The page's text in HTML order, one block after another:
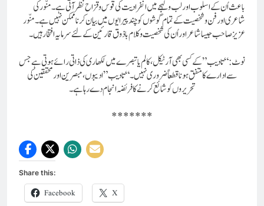
باعث اُن کے اسلوب اور لب و لہجے میں انفرادیت کی قوس و قزاح نظر آتی ہے۔منّور کی
شاعری اور فن و شخصیت کے تمام گوشوں کو چند پیرایوں میں بیان کرنا ممکن نہیں ہے۔ منّور
عزیز صاحب جیسا شاعر اور اُن کی شخصیت و کلام باذوق قارئین کے لئے سرمایہ افتخارہیں۔
نوٹ: “تادیب”کے کسی بھی آرٹیکل، کالم یا تبصرے میں لکھاری کی ذاتی رائے ہوتی ہے جس
سے ادارے کا متفق ہونا قطعاً ضروری نہیں۔ “تادیب” ادیبوں، مبصرین اور محققین کی
تحریروں کو شائع کرنے کا فریضہ انجام دے رہا ہے۔
*******
Share this:
Facebook X